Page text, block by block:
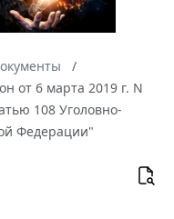
от 6 марта 2019 г. N
108 Уголовно-
Федерации"